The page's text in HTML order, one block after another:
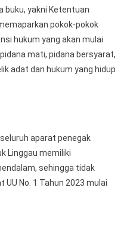
buku, yakni Ketentuan
pokok-pokok
hukum yang akan mulai
mati, pidana bersyarat,
adat dan hukum yang hidup
aparat penegak
Linggau memiliki
sehingga tidak
No. 1 Tahun 2023 mulai